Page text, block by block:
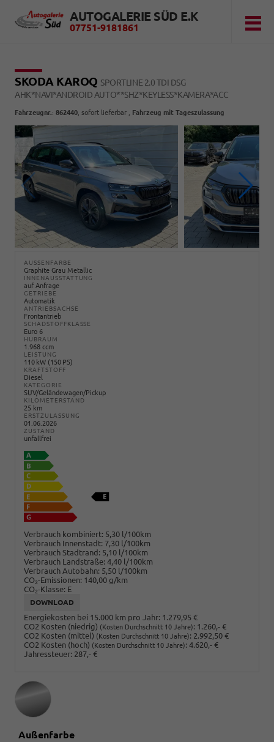
AUTOGALERIE SÜD E.K
07751-9181861
SKODA KAROQ SPORTLINE 2.0 TDI DSG
AHK*NAVI*ANDROID AUTO**SHZ*KEYLESS*KAMERA*ACC
Fahrzeugnr.: 862440 sofort lieferbar Fahrzeug mit Tageszulassung
AUSSENFARBE
Graphite Grau Metallic
INNENAUSSTATTUNG
auf Anfrage
GETRIEBE
Automatik
ANTRIEBSACHSE
Frontantrieb
SCHADSTOFFKLASSE
Euro 6
HUBRAUM
1.968 ccm
LEISTUNG
110 kW (150 PS)
KRAFTSTOFF
Diesel
KATEGORIE
SUV/Geländewagen/Pickup
KILOMETERSTAND
25 km
ERSTZULASSUNG
01.06.2026
ZUSTAND
unfallfrei
Verbrauch kombiniert: 5,30 l/100km
Verbrauch Innenstadt: 7,30 l/100km
Verbrauch Stadtrand: 5,10 l/100km
Verbrauch Landstraße: 4,40 l/100km
Verbrauch Autobahn: 5,50 l/100km
CO2-Emissionen: 140,00 g/km
CO2-Klasse: E
DOWNLOAD
Energiekosten bei 15.000 km pro Jahr: 1.279,95 €
CO2 Kosten (niedrig) (Kosten Durchschnitt 10 Jahre): 1.260,- €
CO2 Kosten (mittel) (Kosten Durchschnitt 10 Jahre): 2.992,50 €
CO2 Kosten (hoch) (Kosten Durchschnitt 10 Jahre): 4.620,- €
Jahressteuer: 287,- €
Außenfarbe